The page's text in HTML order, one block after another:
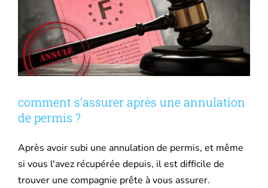
comment s’assurer après une annulation
de permis ?
Après avoir subi une annulation de permis, et même
si vous l'avez récupérée depuis, il est difficile de
trouver une compagnie prête à vous assurer.